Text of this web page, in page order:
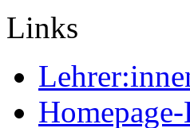
Links